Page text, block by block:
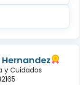
y Cuidados